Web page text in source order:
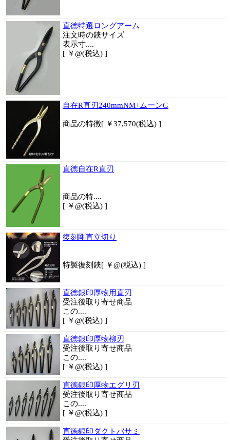
直徳特選ロングアーム
注文時の鋏サイズ
表示寸....
[ ￥@(税込) ]
自在R直刃240mmNM+ムーンG
商品の特徴[ ￥37,570(税込) ]
直徳自在R直刃
商品の特....
[ ￥@(税込) ]
復刻剛直立切り
特製復刻鋏[ ￥@(税込) ]
直徳銀印厚物用直刃
受注後取り寄せ商品
この....
[ ￥@(税込) ]
直徳銀印厚物柳刃
受注後取り寄せ商品
この....
[ ￥@(税込) ]
直徳銀印厚物エグリ刃
受注後取り寄せ商品
この....
[ ￥@(税込) ]
直徳銀印ダクトバサミ